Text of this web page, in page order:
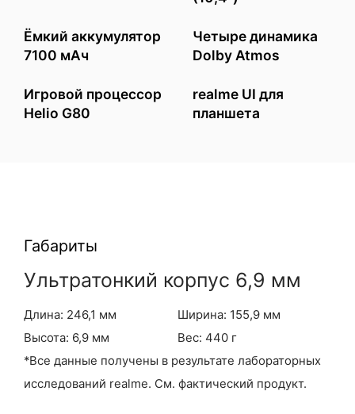
Ёмкий аккумулятор
7100 мАч
Четыре динамика
Dolby Atmos
Игровой процессор
Helio G80
realme UI для
планшета
Габариты
Ультратонкий корпус 6,9 мм
Длина: 246,1 мм
Высота: 6,9 мм
Ширина: 155,9 мм
Вес: 440 г
*Все данные получены в результате лабораторных
исследований realme. См. фактический продукт.